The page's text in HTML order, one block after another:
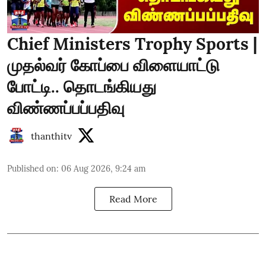
Chief Ministers Trophy Sports |
முதல்வர் கோப்பை விளையாட்டு
போட்டி.. தொடங்கியது
விண்ணப்பப்பதிவு
thanthitv
Published on: 06 Aug 2026, 9:24 am
Read More